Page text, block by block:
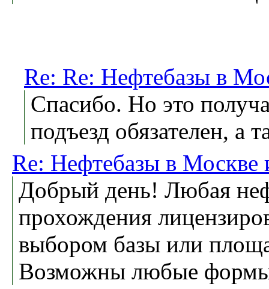
Re: Re: Нефтебазы в
Спасибо. Но это
подъезд обязателен, а
Re: Нефтебазы в Москве
Добрый день! Любая
прохождения
выбором базы или
Возможны любые формы